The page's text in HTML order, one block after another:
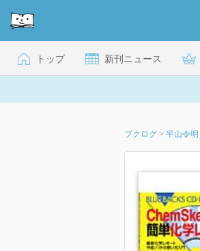
トップ 新刊ニュース
ブクログ > 平山令明